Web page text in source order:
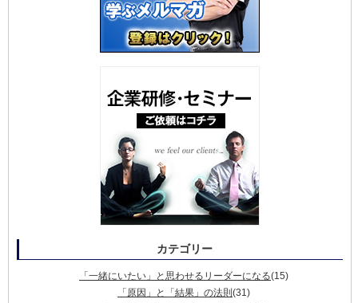
カテゴリー
「一緒にいたい」と思わせるリーダーになる(15)
「原因」と「結果」の法則 (31)